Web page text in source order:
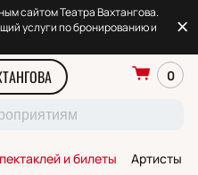
сайтом Театра Вахтангова.
услуги по бронированию и
0
и билеты Артисты